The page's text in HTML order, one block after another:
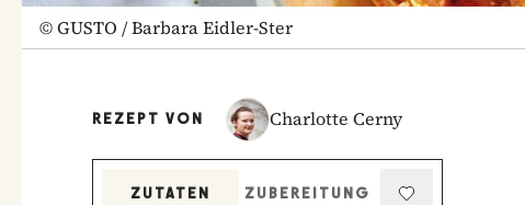
©GUSTO / Barbara Eidler-Ster
REZEPT VON Charlotte Cerny
ZUTATEN
ZUBEREITUNG